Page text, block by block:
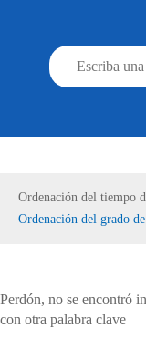
Ordenación del tiempo
Ordenación del grado
Perdón, no se encontró
con otra palabra clave